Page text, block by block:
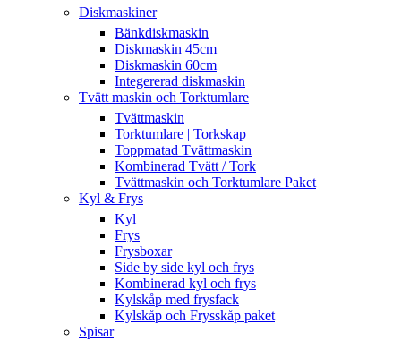
Diskmaskiner
Bänkdiskmaskin
Diskmaskin 45cm
Diskmaskin 60cm
Integererad diskmaskin
Tvätt maskin och Torktumlare
Tvättmaskin
Torktumlare | Torkskap
Toppmatad Tvättmaskin
Kombinerad Tvätt / Tork
Tvättmaskin och Torktumlare Paket
Kyl & Frys
Kyl
Frys
Frysboxar
Side by side kyl och frys
Kombinerad kyl och frys
Kylskåp med frysfack
Kylskåp och Frysskåp paket
Spisar